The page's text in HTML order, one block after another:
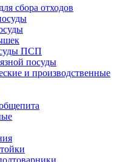
сбора отходов
ПСП
посуды
и производственные